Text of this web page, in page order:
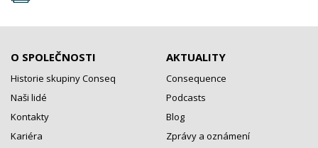
O SPOLEČNOSTI
Historie skupiny Conseq
Naši lidé
Kontakty
Kariéra
AKTUALITY
Consequence
Podcasts
Blog
Zprávy a oznámení